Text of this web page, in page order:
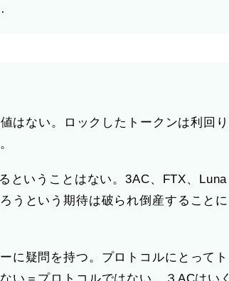
はない。ロックしたトークンは利回り
ということはない。3AC、FTX、Luna
うという期待は破られ倒産することに
に疑問を持つ。プロトコルにとってト